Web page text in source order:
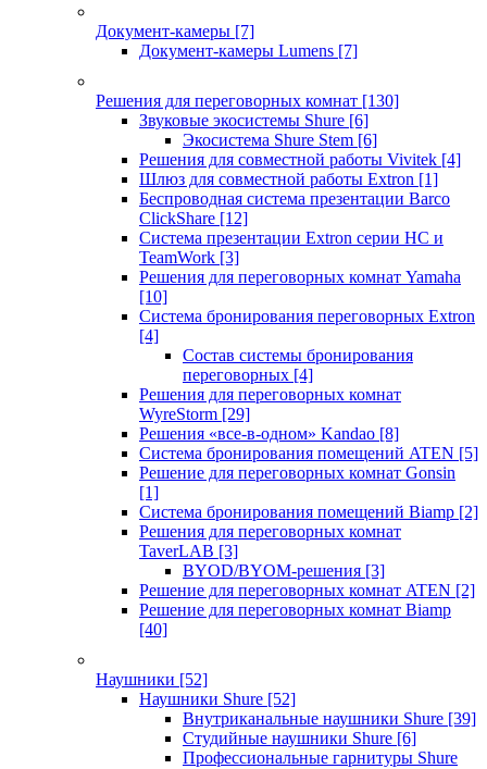
Документ-камеры [7]
Документ-камеры Lumens [7]
Решения для переговорных комнат [130]
Звуковые экосистемы Shure [6]
Экосистема Shure Stem [6]
Решения для совместной работы Vivitek [4]
Шлюз для совместной работы Extron [1]
Беспроводная система презентации Barco
ClickShare [12]
Система презентации Extron серии HC и
TeamWork [3]
Решения для переговорных комнат Yamaha
[10]
Система бронирования переговорных Extron
[4]
Состав системы бронирования
переговорных [4]
Решения для переговорных комнат
WyreStorm [29]
Решения «все-в-одном» Kandao [8]
Система бронирования помещений ATEN [5]
Решение для переговорных комнат Gonsin
[1]
Система бронирования помещений Biamp [2]
Решения для переговорных комнат
TaverLAB [3]
BYOD/BYOM-решения [3]
Решение для переговорных комнат ATEN [2]
Решение для переговорных комнат Biamp
[40]
Наушники [52]
Наушники Shure [52]
Внутриканальные наушники Shure [39]
Студийные наушники Shure [6]
Профессиональные гарнитуры Shure